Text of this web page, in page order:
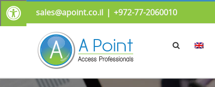
972-77-2060010+
|
sales@apoint.co.il